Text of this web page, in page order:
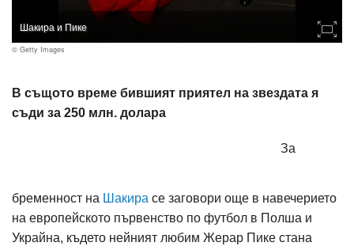
Шакира и Пике
© Getty Images
В същото време бившият приятел на звездата я
съди за 250 млн. долара
За
бременност на Шакира се заговори още в навечерието
на европейското първенство по футбол в Полша и
Украйна, където нейният любим Жерар Пике стана